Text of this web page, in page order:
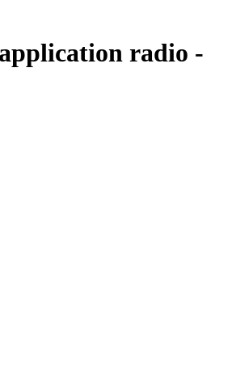
radio -